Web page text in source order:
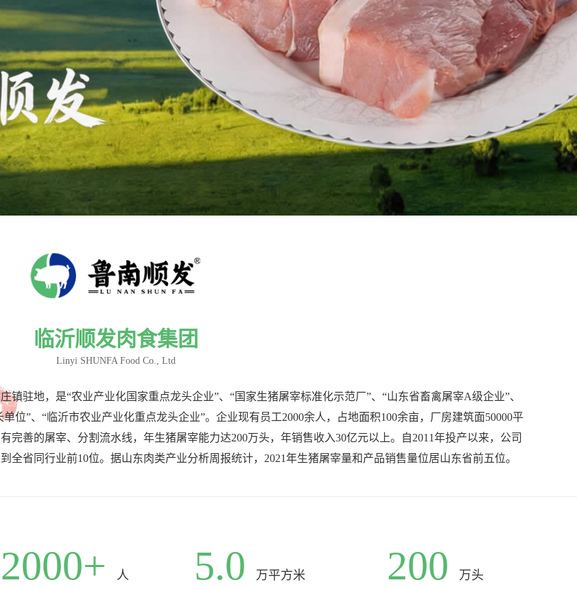
临沂顺发肉食集团
Linyi SHUNFA Food Co., Ltd
驻地，是“农业产业化国家重点龙头企业”、“国家生猪屠宰标准化示范厂”、“山东省畜禽屠宰A级企业”、
位”、“临沂市农业产业化重点龙头企业”。企业现有员工2000余人，占地面积100余亩，厂房建筑面50000平
善的屠宰、分割流水线，年生猪屠宰能力达200万头，年销售收入30亿元以上。自2011年投产以来，公司
省同行业前10位。据山东肉类产业分析周报统计，2021年生猪屠宰量和产品销售量位居山东省前五位。
2000+ 人 5.0 万平方米 200 万头